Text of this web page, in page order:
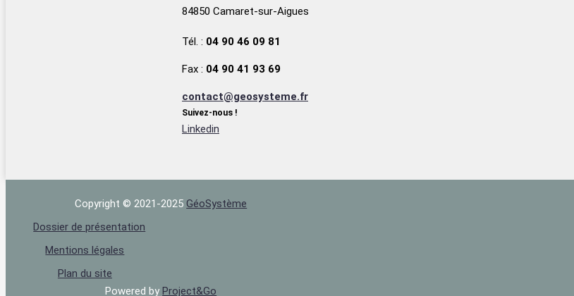
84850 Camaret-sur-Aigues
Tél. : 04 90 46 09 81
Fax : 04 90 41 93 69
contact@geosysteme.fr
Suivez-nous !
Linkedin
Copyright © 2021-2025Géo‌Système
Dossier de présentation
Mentions légales
Plan du site
Powered byProject&Go